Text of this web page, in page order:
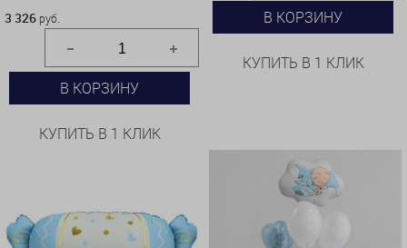
3 326 руб.
В КОРЗИНУ
КУПИТЬ В 1 КЛИК
В КОРЗИНУ
КУПИТЬ В 1 КЛИК